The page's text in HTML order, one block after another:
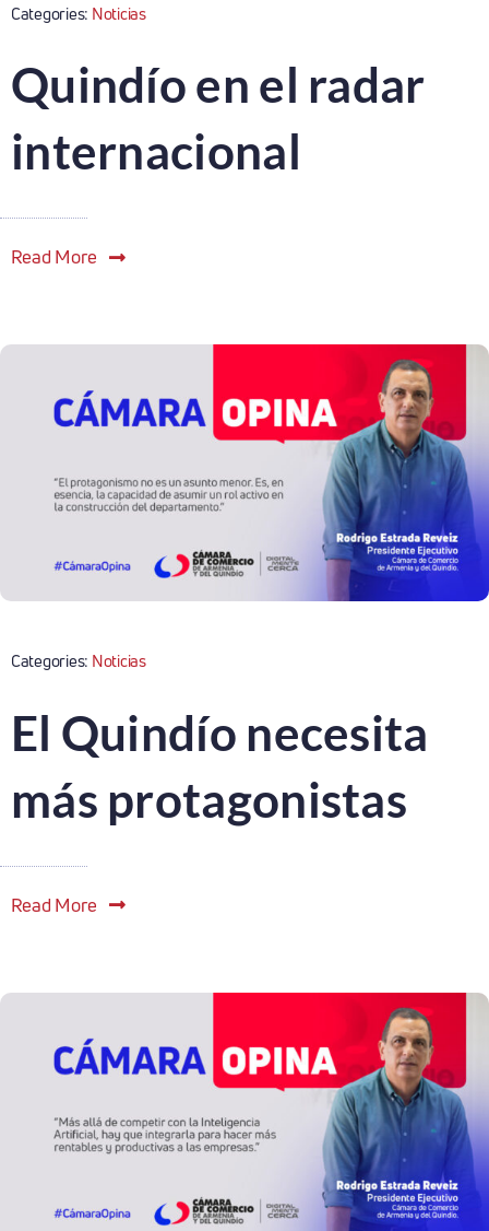
Categories: Noticias
Quindío en el radar
internacional
Read More
Categories: Noticias
El Quindío necesita
más protagonistas
Read More